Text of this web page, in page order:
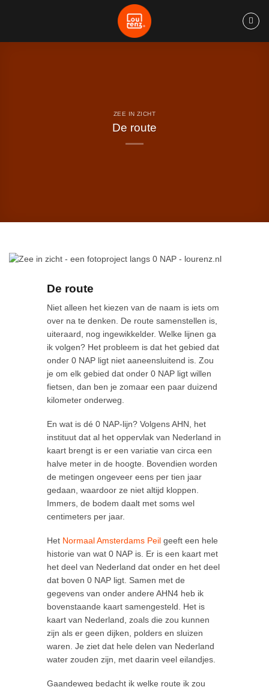
ZEE IN ZICHT
De route
De route
Niet alleen het kiezen van de naam is iets om
over na te denken. De route samenstellen is,
uiteraard, nog ingewikkelder. Welke lijnen ga
ik volgen? Het probleem is dat het gebied dat
onder 0 NAP ligt niet aaneensluitend is. Zou
je om elk gebied dat onder 0 NAP ligt willen
fietsen, dan ben je zomaar een paar duizend
kilometer onderweg.
En wat is dé 0 NAP-lijn? Volgens AHN, het
instituut dat al het oppervlak van Nederland in
kaart brengt is er een variatie van circa een
halve meter in de hoogte. Bovendien worden
de metingen ongeveer eens per tien jaar
gedaan, waardoor ze niet altijd kloppen.
Immers, de bodem daalt met soms wel
centimeters per jaar.
Het Normaal Amsterdams Peil geeft een hele
historie van wat 0 NAP is. Er is een kaart met
het deel van Nederland dat onder en het deel
dat boven 0 NAP ligt. Samen met de
gegevens van onder andere AHN4 heb ik
bovenstaande kaart samengesteld. Het is
kaart van Nederland, zoals die zou kunnen
zijn als er geen dijken, polders en sluizen
waren. Je ziet dat hele delen van Nederland
water zouden zijn, met daarin veel eilandjes.
Gaandeweg bedacht ik welke route ik zou